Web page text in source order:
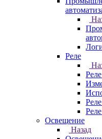
Реле
Реле
Освещение
Назад